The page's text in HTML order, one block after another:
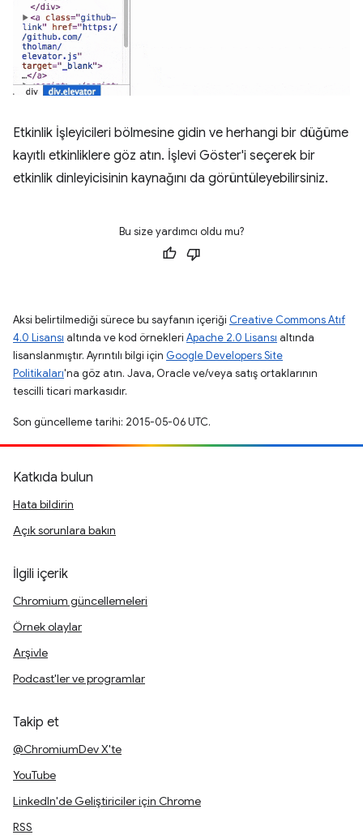
Etkinlik İşleyicileri bölmesine gidin ve herhangi bir düğüme
kayıtlı etkinliklere göz atın. İşlevi Göster'i seçerek bir
etkinlik dinleyicisinin kaynağını da görüntüleyebilirsiniz.
Bu size yardımcı oldu mu?
Aksi belirtilmediği sürece bu sayfanın içeriği Creative Commons Atıf
4.0 Lisansı altında ve kod örnekleri Apache 2.0 Lisansı altında
lisanslanmıştır. Ayrıntılı bilgi için Google Developers Site
Politikaları'na göz atın. Java, Oracle ve/veya satış ortaklarının
tescilli ticari markasıdır.
Son güncelleme tarihi: 2015-05-06 UTC.
Katkıda bulun
Hata bildirin
Açık sorunlara bakın
İlgili içerik
Chromium güncellemeleri
Örnek olaylar
Arşivle
Podcast'ler ve programlar
Takip et
@ChromiumDev X'te
YouTube
LinkedIn'de Geliştiriciler için Chrome
RSS